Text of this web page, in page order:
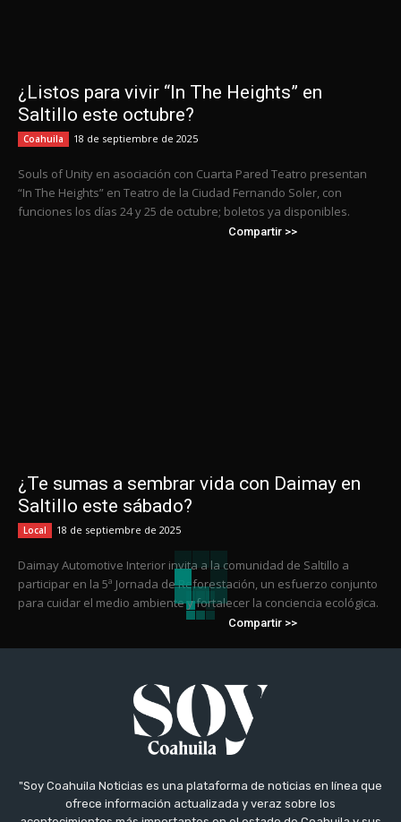
¿Listos para vivir “In The Heights” en
Saltillo este octubre?
Coahuila 18 de septiembre de 2025
Souls of Unity en asociación con Cuarta Pared Teatro presentan
“In The Heights” en Teatro de la Ciudad Fernando Soler, con
funciones los días 24 y 25 de octubre; boletos ya disponibles.
Compartir >>
¿Te sumas a sembrar vida con Daimay en
Saltillo este sábado?
Local 18 de septiembre de 2025
Daimay Automotive Interior invita a la comunidad de Saltillo a
participar en la 5ª Jornada de Reforestación, un esfuerzo conjunto
para cuidar el medio ambiente y fortalecer la conciencia ecológica.
Compartir >>
"Soy Coahuila Noticias es una plataforma de noticias en línea que
ofrece información actualizada y veraz sobre los